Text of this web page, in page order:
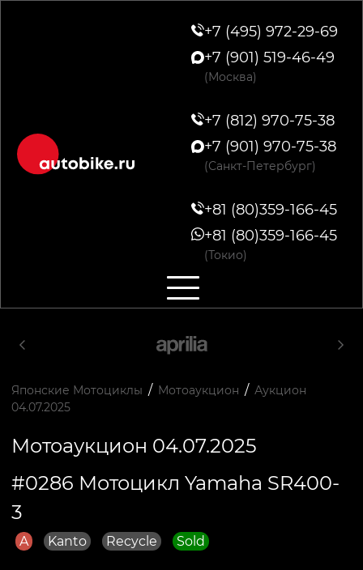
+7 (495) 972-29-69
+7 (901) 519-46-49
(Москва)
+7 (812) 970-75-38
+7 (901) 970-75-38
(Санкт-Петербург)
+81 (80)359-166-45
+81 (80)359-166-45
(Токио)
Японские Мотоциклы / Мотоаукцион / Аукцион
04.07.2025
Мотоаукцион 04.07.2025
#0286 Мотоцикл Yamaha SR400-
3
A Kanto Recycle Sold